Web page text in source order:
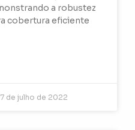
a robustez
cobertura eficiente
de julho de 2022